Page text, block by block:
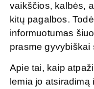
vaikščios, kalbės,
kitų pagalbos.
informuotumas
prasme gyvybiškai
Apie tai, kaip
lemia jo atsiradimą